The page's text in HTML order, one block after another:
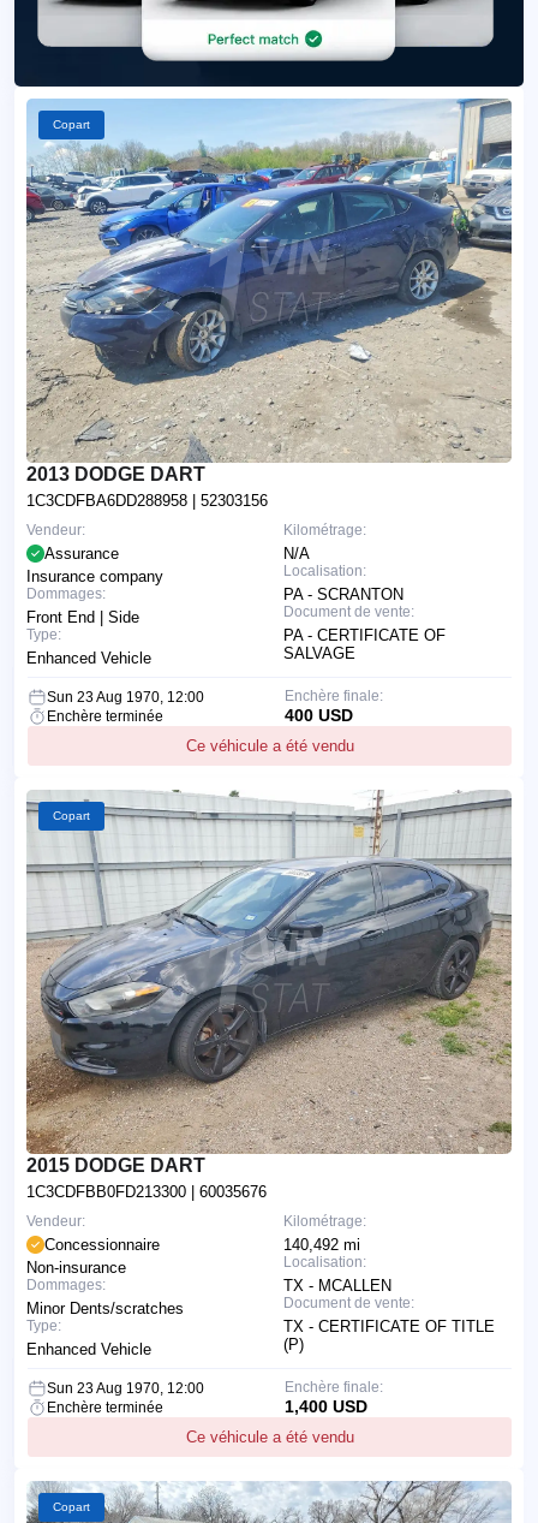
Copart
2013 DODGE DART
1C3CDFBA6DD288958 | 52303156
Kilométrage:
N/A
Localisation:
PA - SCRANTON
Document de vente:
PA - CERTIFICATE OF
SALVAGE
Vendeur:
Assurance
Insurance company
Dommages:
Front End | Side
Type:
Enhanced Vehicle
Sun 23 Aug 1970, 12:00
Enchère terminée
Ce véhicule a été vendu
Enchère finale:
400 USD
Copart
2015 DODGE DART
1C3CDFBB0FD213300 | 60035676
Kilométrage:
140,492 mi
Localisation:
TX - MCALLEN
Document de vente:
TX - CERTIFICATE OF TITLE
(P)
Vendeur:
Concessionnaire
Non-insurance
Dommages:
Minor Dents/scratches
Type:
Enhanced Vehicle
Sun 23 Aug 1970, 12:00
Enchère terminée
Ce véhicule a été vendu
Enchère finale:
1,400 USD
Copart